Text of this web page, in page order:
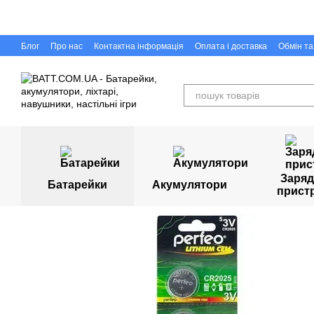
Блог Про нас Контактна інформація Оплата і доставка
Обмін
Батарейки Акумулятори